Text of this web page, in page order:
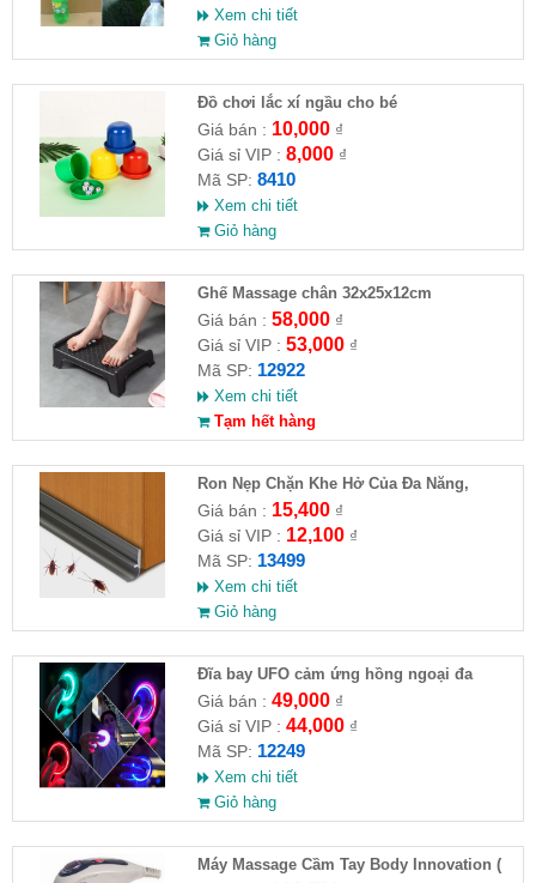
Xem chi tiết
Giỏ hàng
Đồ chơi lắc xí ngầu cho bé
Giá bán : 10,000₫
Giá sỉ VIP : 8,000₫
Mã SP: 8410
Xem chi tiết
Giỏ hàng
Ghế Massage chân 32x25x12cm
Giá bán : 58,000₫
Giá sỉ VIP : 53,000₫
Mã SP: 12922
Xem chi tiết
Tạm hết hàng
Ron Nẹp Chặn Khe Hở Của Đa Năng,
Chống Côn Trùng( HĐ )
Giá bán : 15,400₫
Giá sỉ VIP : 12,100₫
Mã SP: 13499
Xem chi tiết
Giỏ hàng
Đĩa bay UFO cảm ứng hồng ngoại đa
chiều tự động bay về
Giá bán : 49,000₫
Giá sỉ VIP : 44,000₫
Mã SP: 12249
Xem chi tiết
Giỏ hàng
Máy Massage Cầm Tay Body Innovation (